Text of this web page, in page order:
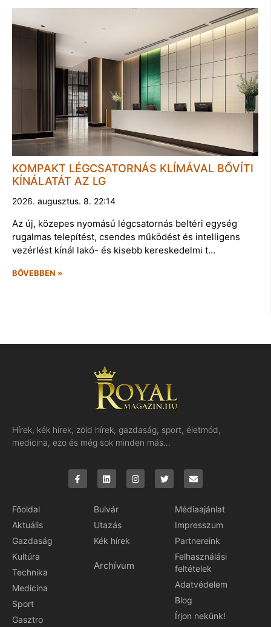
KOMPAKT LÉGCSATORNÁS KLÍMÁVAL BŐVÍTI
KÍNÁLATÁT AZ LG
2026. augusztus. 8. 22:14
Az új, közepes nyomású légcsatornás beltéri egység
rugalmas telepítést, csendes működést és intelligens
vezérlést kínál lakó- és kisebb kereskedelmi t…
BŐVEBBEN »
Hírek, kék hírek, zöld hírek, gazdaság, sport, életmód,
medicina, ezo és még sok minden más…
Főoldal
Aktuális
Gazdaság
Kultúra
Technika
Medicina
Sport
Gasztro
Bulvár
Utazás
Kék hírek
Archívum
Médiaajánlat
Impresszum
Partnereink
Felhasználási
feltételek
Adatvédelem
Blog
Írjon nekünk!